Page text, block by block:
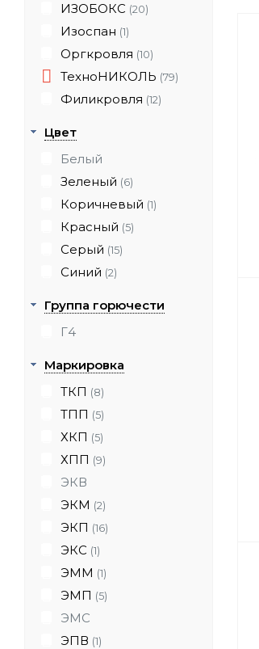
ИЗОБОКС (20)
Изоспан (1)
Оргкровля (10)
ТехноНИКОЛЬ (79)
Филикровля (12)
Цвет
Белый
Зеленый (6)
Коричневый (1)
Красный (5)
Серый (15)
Синий (2)
Группа горючести
Г4
Маркировка
ТКП (8)
ТПП (5)
ХКП (5)
ХПП (9)
ЭКВ
ЭКМ (2)
ЭКП (16)
ЭКС (1)
ЭММ (1)
ЭМП (5)
ЭМС
ЭПВ (1)